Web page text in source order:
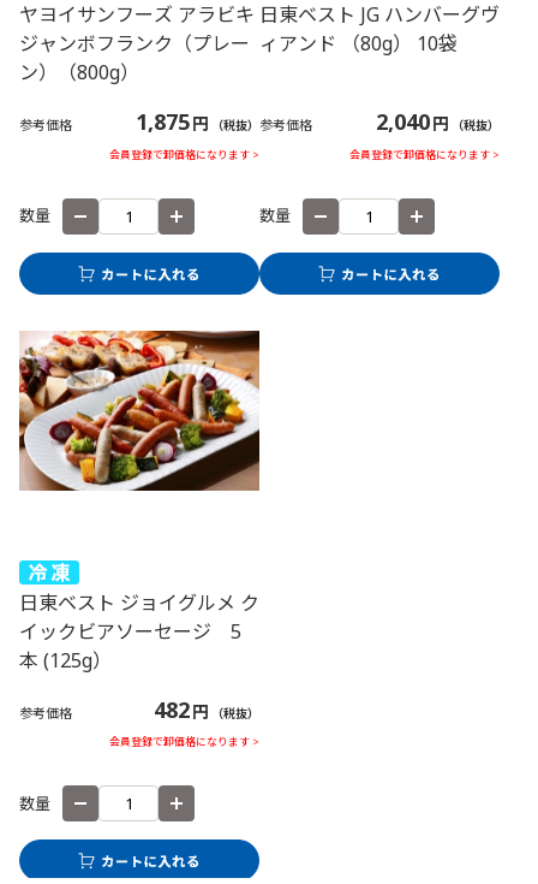
ヤヨイサンフーズ アラビキ
ジャンボフランク（プレー
ン）（800g）
参考価格 1,875円 （税抜）
会員登録で卸価格になります >
数量
日東ベスト JG ハンバーグヴ
ィアンド （80g） 10袋
参考価格 2,040円 （税抜）
会員登録で卸価格になります >
数量
日東ベスト ジョイグルメ ク
イックビアソーセージ 5
本 (125g）
参考価格 482円 （税抜）
会員登録で卸価格になります >
数量